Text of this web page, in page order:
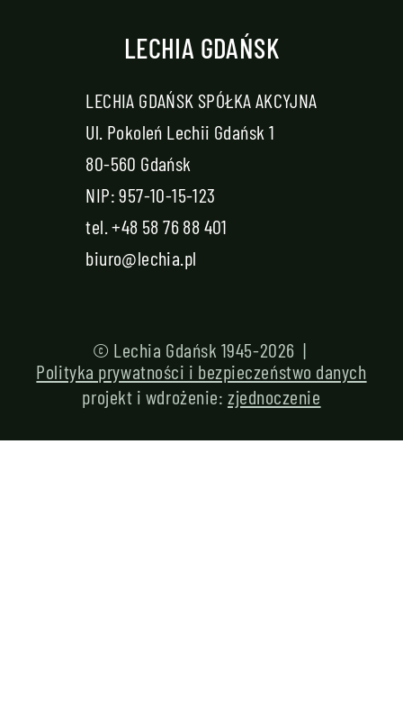
LECHIA GDAŃSK
LECHIA GDAŃSK SPÓŁKA AKCYJNA
Ul. Pokoleń Lechii Gdańsk 1
80-560 Gdańsk
NIP: 957-10-15-123
tel.+48 58 76 88 401
biuro@lechia.pl
© Lechia Gdańsk 1945-2026 |
Polityka prywatności i bezpieczeństwo danych
projekt i wdrożenie: zjednoczenie